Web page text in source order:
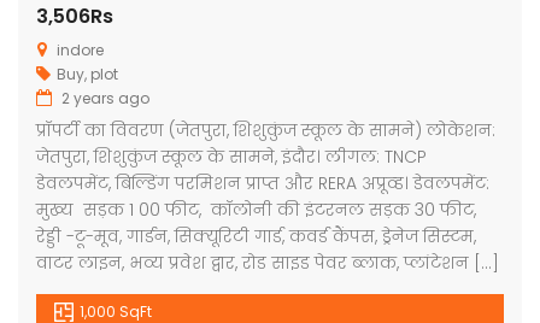
3,506Rs
indore
Buy, plot
2 years ago
प्रॉपर्टी का विवरण (जेतपुरा, शिशुकुंज स्कूल के सामने) लोकेशन:
जेतपुरा, शिशुकुंज स्कूल के सामने, इंदौर। लीगल: TNCP
डेवलपमेंट, बिल्डिंग परमिशन प्राप्त और RERA अप्रूव्ड। डेवलपमेंट:
मुख्य सड़क 1 00 फीट, कॉलोनी की इंटरनल सड़क 30 फीट,
रेड्डी -टू-मूव, गार्डन, सिक्यूरिटी गार्ड, कवर्ड कैंपस, ड्रेनेज सिस्टम,
वाटर लाइन, भव्य प्रवेश द्वार, रोड साइड पेवर ब्लाक, प्लांटेशन […]
1,000 SqFt